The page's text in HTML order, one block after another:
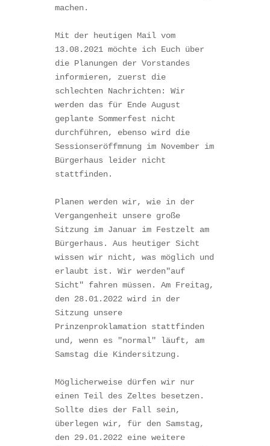
machen.
Mit der heutigen Mail vom
13.08.2021 möchte ich Euch über
die Planungen der Vorstandes
informieren, zuerst die
schlechten Nachrichten: Wir
werden das für Ende August
geplante Sommerfest nicht
durchführen, ebenso wird die
Sessionseröffmnung im November im
Bürgerhaus leider nicht
stattfinden.
Planen werden wir, wie in der
Vergangenheit unsere große
Sitzung im Januar im Festzelt am
Bürgerhaus. Aus heutiger Sicht
wissen wir nicht, was möglich und
erlaubt ist. Wir werden"auf
Sicht" fahren müssen. Am Freitag,
den 28.01.2022 wird in der
Sitzung unsere
Prinzenproklamation stattfinden
und, wenn es "normal" läuft, am
Samstag die Kindersitzung.
Möglicherweise dürfen wir nur
einen Teil des Zeltes besetzen.
Sollte dies der Fall sein,
überlegen wir, für den Samstag,
den 29.01.2022 eine weitere